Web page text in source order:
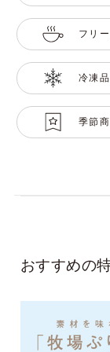
フリ
冷凍品
季節
おすすめの